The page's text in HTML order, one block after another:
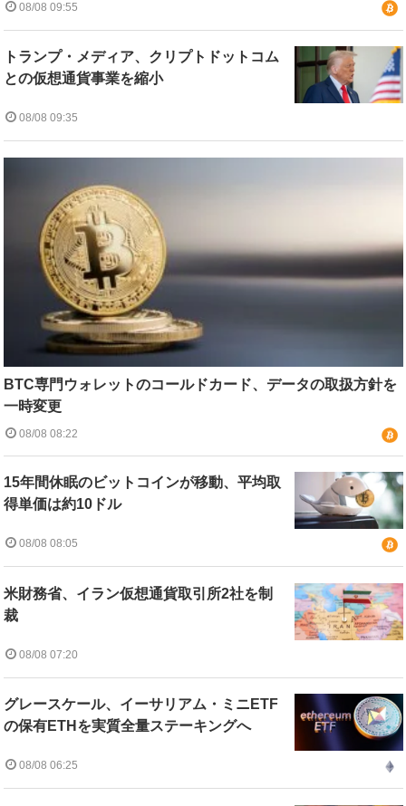
08/08 09:55
トランプ・メディア、クリプトドットコム
との仮想通貨事業を縮小
08/08 09:35
BTC専門ウォレットのコールドカード、データの取扱方針を
一時変更
08/08 08:22
15年間休眠のビットコインが移動、平均取
得単価は約10ドル
08/08 08:05
米財務省、イラン仮想通貨取引所2社を制
裁
08/08 07:20
グレースケール、イーサリアム・ミニETF
の保有ETHを実質全量ステーキングへ
08/08 06:25